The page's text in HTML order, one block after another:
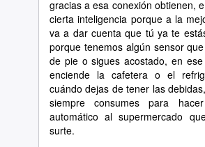
gracias a esa conexión obtienen,
cierta inteligencia porque a la
va a dar cuenta que tú ya te
porque tenemos algún sensor
de pie o sigues acostado, en
enciende la cafetera o el
cuándo dejas de tener las
siempre consumes para
automático al supermercado
surte.